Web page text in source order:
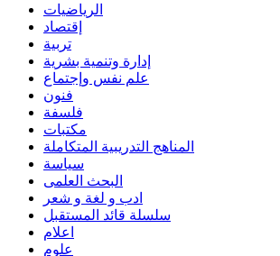
الرياضيات
إقتصاد
تربية
إدارة وتنمية بشرية
علم نفس وإجتماع
فنون
فلسفة
مكتبات
المناهج التدريبية المتكاملة
سياسة
البحث العلمى
ادب و لغة و شعر
سلسلة قائد المستقبل
اعلام
علوم